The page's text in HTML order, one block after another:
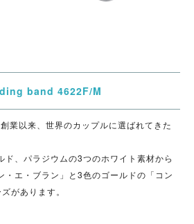
band 4622F/M
業以来、世界のカップルに選ばれてきた
ド、パラジウムの3つのホワイト素材から
・エ・ブラン」と3色のゴールドの「コン
があります。